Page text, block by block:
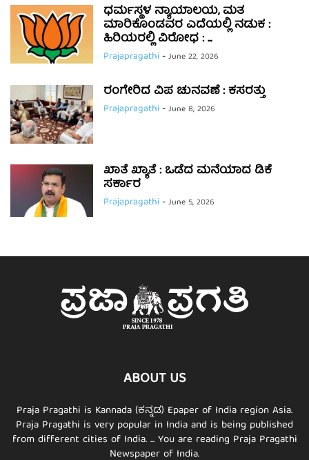
ಧರ್ಮಸ್ಥಳ ನ್ಯಾಯಾಲಯ, ಮತ
ಮಾರಿಕೊಂಡವರ ಎದೆಯಲ್ಲಿ ನಡುಕ :
ಹಿರಿಯರಲ್ಲಿ ವಿರೋಧ : ...
Prajapragathi-June 22, 2026
ರಂಗೇರಿದ ವಿಪ ಚುನವಣೆ : ಕಸರತ್ತು
Prajapragathi-June 8, 2026
ಖಾತೆ ಖ್ಯಾತೆ : ಒಡೆದ ಮನೆಯಾದ ಡಿಕೆ
ಸರ್ಕಾರ
Prajapragathi-June 5, 2026
ABOUT US
Praja Pragathi is Kannada (ಕನ್ನಡ) Epaper of India region Asia.
Praja Pragathi is very popular in India and is being published
from different cities of India. ... You are reading Praja Pragathi
Newspaper of India.